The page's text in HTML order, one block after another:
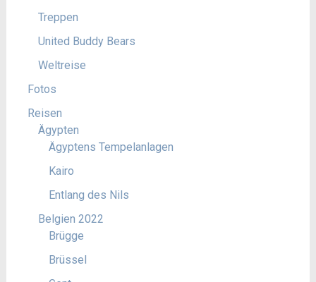
Treppen
United Buddy Bears
Weltreise
Fotos
Reisen
Ägypten
Ägyptens Tempelanlagen
Kairo
Entlang des Nils
Belgien 2022
Brügge
Brüssel